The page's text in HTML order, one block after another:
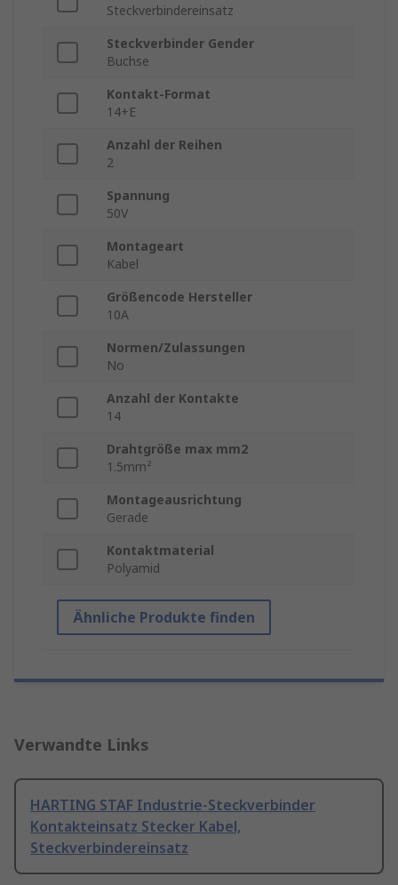
Steckverbindereinsatz
Steckverbinder Gender
Buchse
Kontakt-Format
14+E
Anzahl der Reihen
2
Spannung
50V
Montageart
Kabel
Größencode Hersteller
10A
Normen/Zulassungen
No
Anzahl der Kontakte
14
Drahtgröße max mm2
1.5mm²
Montageausrichtung
Gerade
Kontaktmaterial
Polyamid
Ähnliche Produkte finden
Verwandte Links
HARTING STAF Industrie-Steckverbinder
Kontakteinsatz Stecker Kabel,
Steckverbindereinsatz